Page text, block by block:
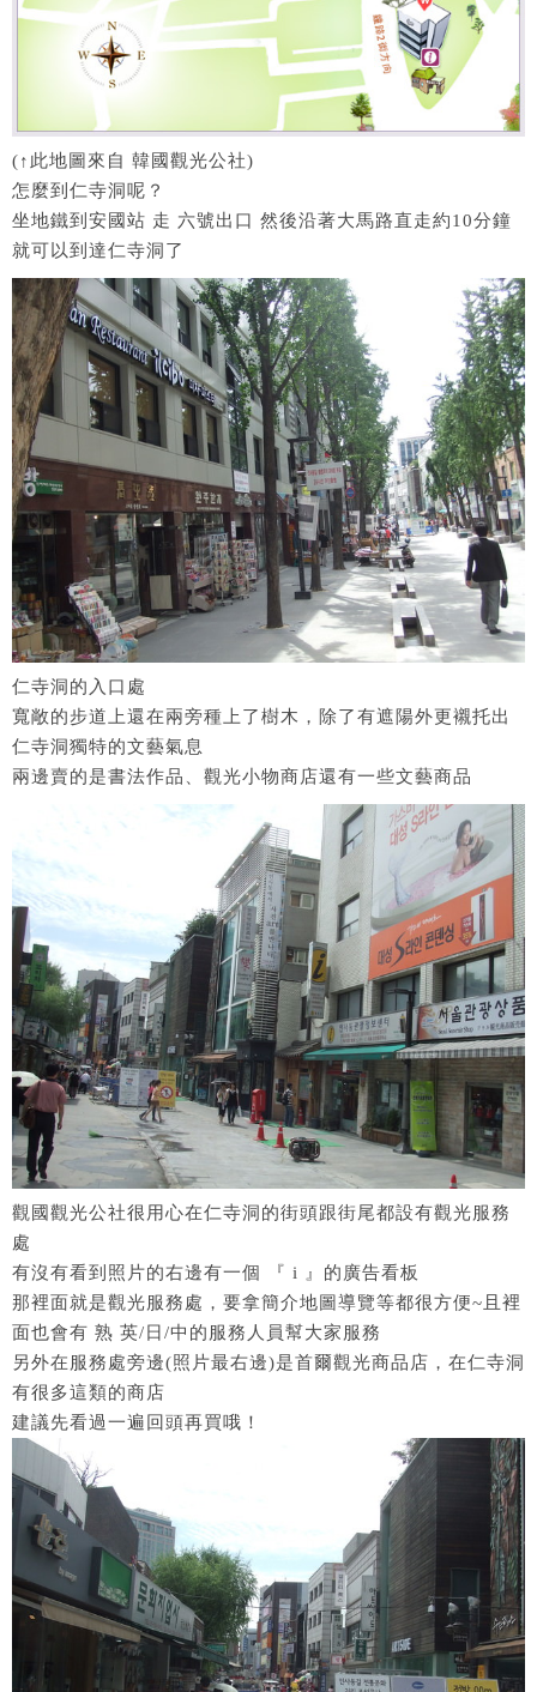
(↑此地圖來自 韓國觀光公社)
怎麼到仁寺洞呢？
坐地鐵到安國站 走 六號出口 然後沿著大馬路直走約10分鐘
就可以到達仁寺洞了
仁寺洞的入口處
寬敞的步道上還在兩旁種上了樹木，除了有遮陽外更襯托出
仁寺洞獨特的文藝氣息
兩邊賣的是書法作品、觀光小物商店還有一些文藝商品
觀國觀光公社很用心在仁寺洞的街頭跟街尾都設有觀光服務
處
有沒有看到照片的右邊有一個 『 i 』的廣告看板
那裡面就是觀光服務處，要拿簡介地圖導覽等都很方便~且裡
面也會有 熟 英/日/中的服務人員幫大家服務
另外在服務處旁邊(照片最右邊)是首爾觀光商品店，在仁寺洞
有很多這類的商店
建議先看過一遍回頭再買哦！